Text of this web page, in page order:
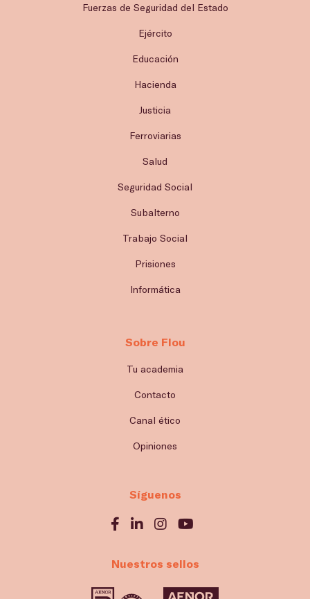
Fuerzas de Seguridad del Estado
Ejército
Educación
Hacienda
Justicia
Ferroviarias
Salud
Seguridad Social
Subalterno
Trabajo Social
Prisiones
Informática
Sobre Flou
Tu academia
Contacto
Canal ético
Opiniones
Síguenos
Nuestros sellos